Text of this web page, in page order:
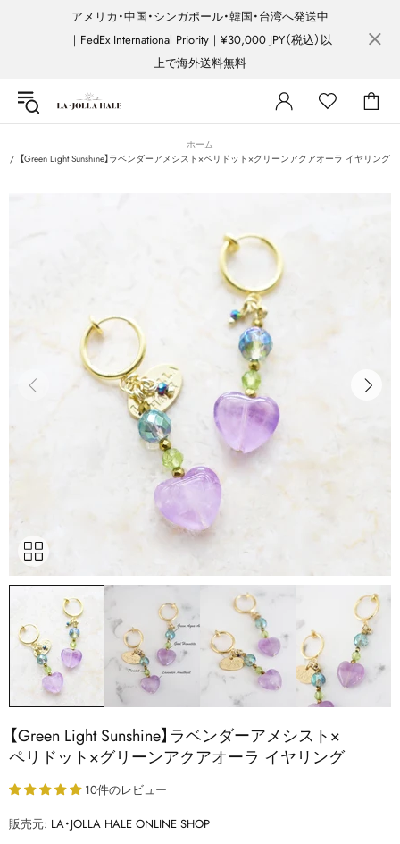
アメリカ・中国・シンガポール・韓国・台湾へ発送中
｜FedEx International Priority｜¥30,000 JPY（税込）以
上で海外送料無料
ホーム
【Green Light Sunshine】ラベンダーアメシスト×ペリドット×グリーンアクアオーラ イヤリング
【Green Light Sunshine】ラベンダーアメシスト×
ペリドット×グリーンアクアオーラ イヤリング
10件のレビュー
販売元: LA・JOLLA HALE ONLINE SHOP